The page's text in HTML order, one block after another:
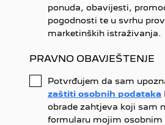
ponuda, obavijesti,
pogodnosti te u svrhu
marketinških istraživanja.
PRAVNO OBAVJEŠTENJE
Potvrđujem da sam
zaštiti osobnih podataka
obrade zahtjeva koji sam
formularu mojim osobnim